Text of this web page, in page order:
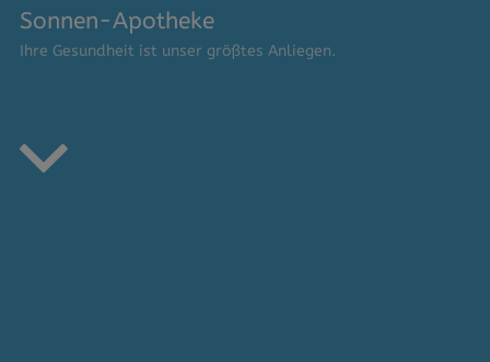
Sonnen-Apotheke
Ihre Gesundheit ist unser größtes Anliegen.